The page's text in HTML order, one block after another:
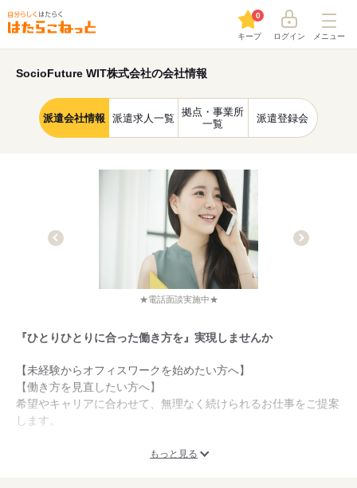
キープ
0
ログイン メニュー
SocioFuture WIT株式会社の会社情報
派遣会社情報 派遣求人一覧
拠点・事業所
一覧
派遣登録会
★電話面談実施中★
『ひとりひとりに合った働き方を』実現しませんか
【未経験からオフィスワークを始めたい方へ】
【働き方を見直したい方へ】
希望やキャリアに合わせて、無理なく続けられるお仕事をご提案
します。
もっと見る